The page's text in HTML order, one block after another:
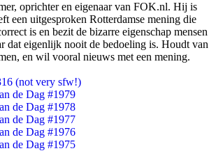
oprichter en eigenaar van FOK.nl. Hij is
een uitgesproken Rotterdamse mening die
is en bezit de bizarre eigenschap mensen
dat eigenlijk nooit de bedoeling is. Houdt van
en wil vooral nieuws met een mening.
(not very sfw!)
de Dag #1979
de Dag #1978
de Dag #1977
de Dag #1976
de Dag #1975